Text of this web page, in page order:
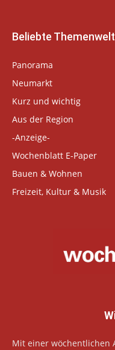
Beliebte
Panorama
Neumarkt
Kurz und wichtig
Aus der Region
-Anzeige-
Wochenblatt E-Paper
Bauen & Wohnen
Freizeit, Kultur & Musik
Mit einer wöchentlichen